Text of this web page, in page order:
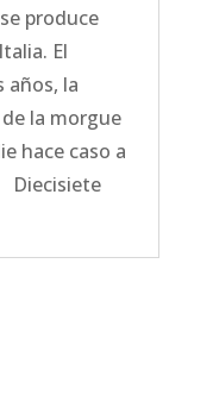
produce
El
años, la
la morgue
hace caso a
Diecisiete